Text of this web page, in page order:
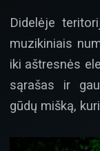
Didelėje
muzikiniais
iki aštresnės
sąrašas ir
gūdų mišką,